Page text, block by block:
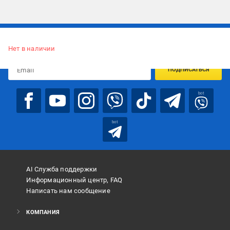
Нет в наличии
ПОДПИСАТЬСЯ
bot
bot
AI Служба поддержки
Информационный центр, FAQ
Написать нам сообщение
КОМПАНИЯ